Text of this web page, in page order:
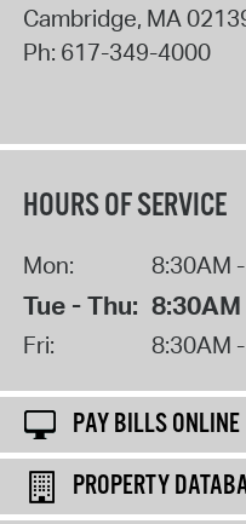
Cambridge, MA
Ph: 617-349-4000
HOURS OF SERVICE
Mon: 8:30AM
Tue - Thu: 8:30AM
Fri: 8:30AM
PAY BILLS ONLINE
PROPERTY